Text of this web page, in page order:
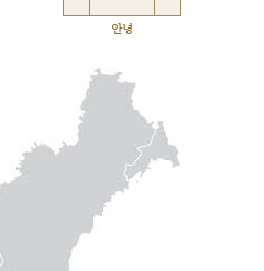
안녕